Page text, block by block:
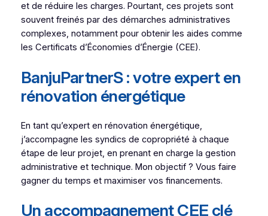
et de réduire les charges. Pourtant, ces projets sont
souvent freinés par des démarches administratives
complexes, notamment pour obtenir les aides comme
les Certificats d’Économies d’Énergie (CEE).
BanjuPartnerS : votre expert en
rénovation énergétique
En tant qu’expert en rénovation énergétique,
j’accompagne les syndics de copropriété à chaque
étape de leur projet, en prenant en charge la gestion
administrative et technique. Mon objectif ? Vous faire
gagner du temps et maximiser vos financements.
Un accompagnement CEE clé